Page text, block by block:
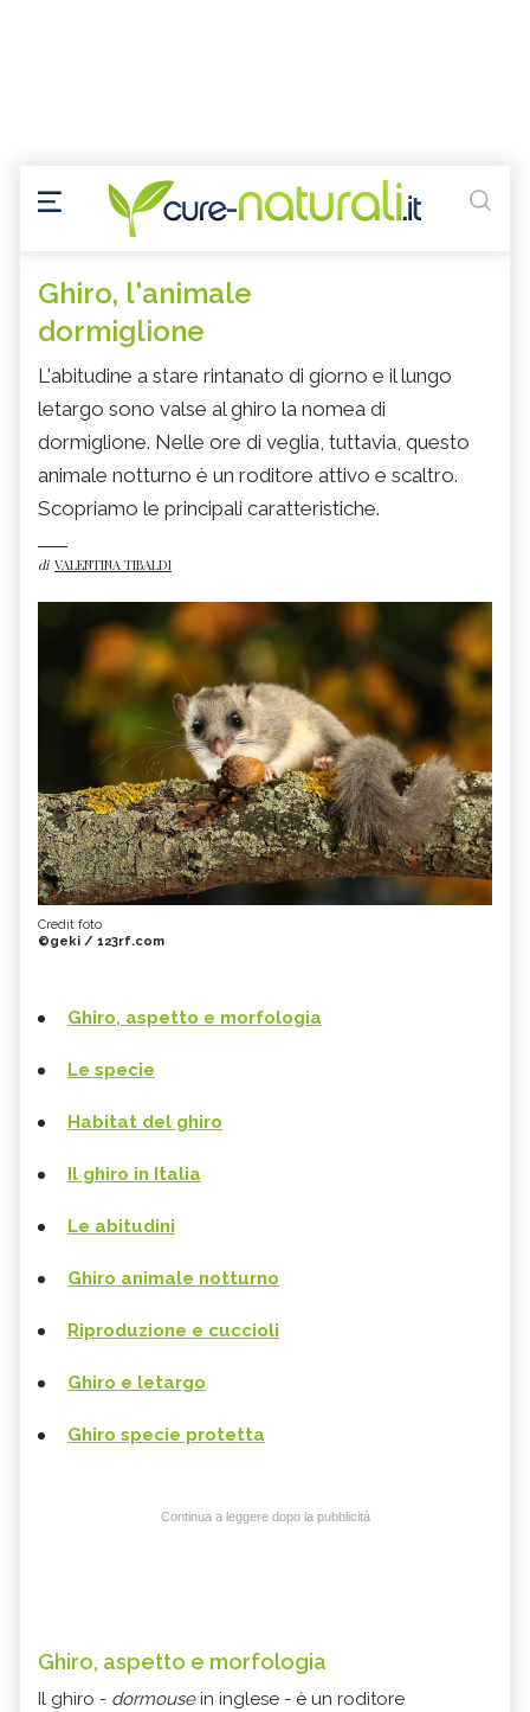
Ghiro, l'animale
dormiglione
L'abitudine a stare rintanato di giorno e il lungo
letargo sono valse al ghiro la nomea di
dormiglione. Nelle ore di veglia, tuttavia, questo
animale notturno è un roditore attivo e scaltro.
Scopriamo le principali caratteristiche.
di VALENTINA TIBALDI
Credit foto
©geki / 123rf.com
Ghiro, aspetto e morfologia
Le specie
Habitat del ghiro
Il ghiro in Italia
Le abitudini
Ghiro animale notturno
Riproduzione e cuccioli
Ghiro e letargo
Ghiro specie protetta
Continua a leggere dopo la pubblicità
Ghiro, aspetto e morfologia
Il ghiro - dormousein inglese - è un roditore